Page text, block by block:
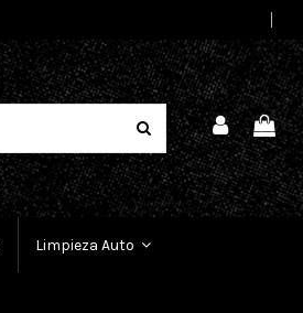
Limpieza Auto